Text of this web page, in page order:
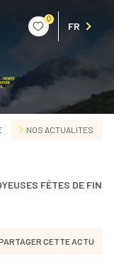
0
FR
NOS ACTUALITES
FÊTES DE FIN
CETTE ACTU